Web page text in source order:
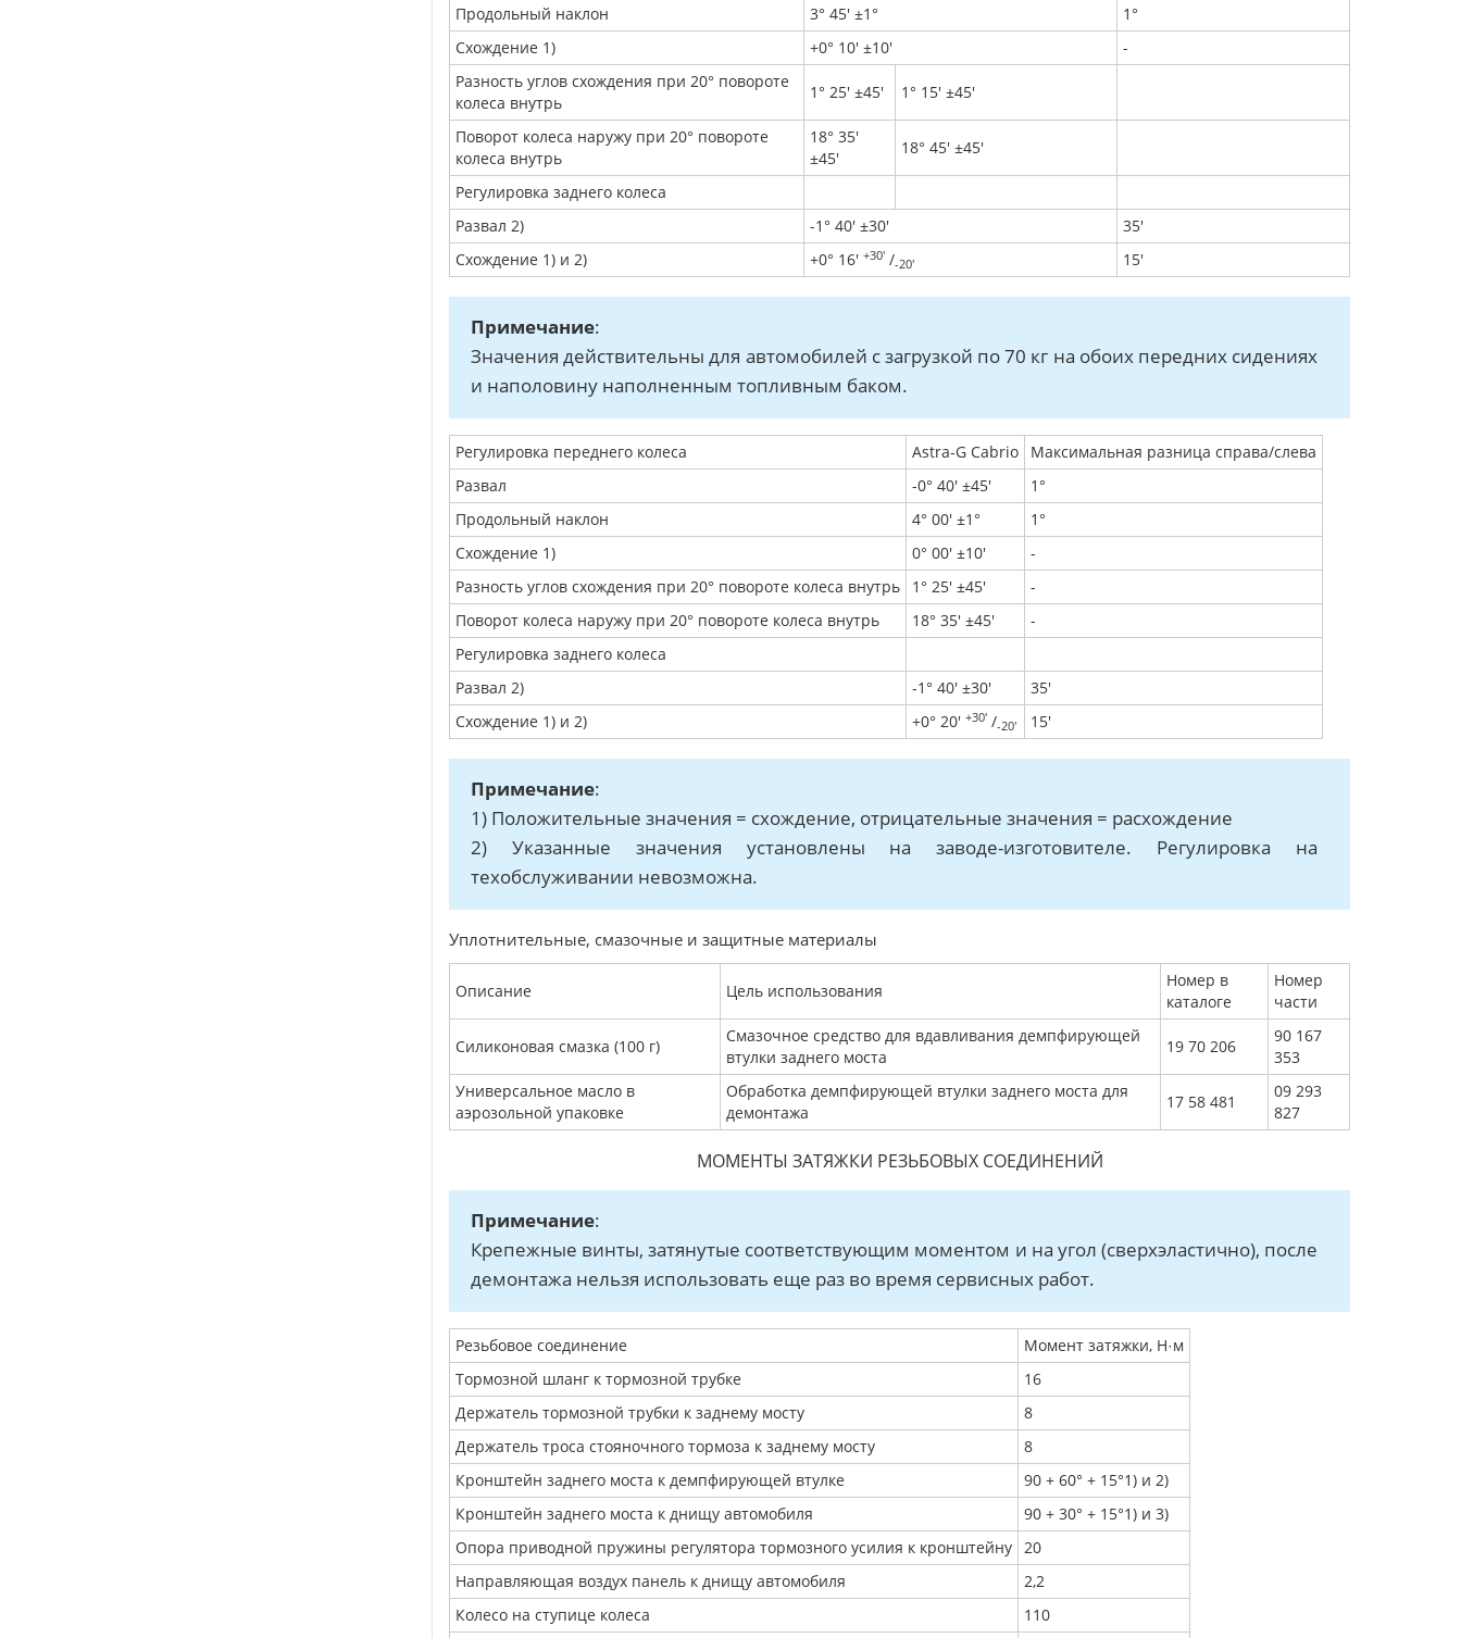
Продольный наклон
3° 45' ±1°
1°
Схождение 1)
+0° 10' ±10'
-
Разность углов схождения при 20° повороте
колеса внутрь
1° 25' ±45' 1° 15' ±45'
Поворот колеса наружу при 20° повороте
колеса внутрь
18° 35'
±45'
18° 45' ±45'
Регулировка заднего колеса
Развал 2)
-1° 40' ±30'
35'
Схождение 1) и 2)
+0° 16' +30' /-20' 15'
Примечание:
Значения действительны для автомобилей с загрузкой по 70 кг на обоих передних сидениях
и наполовину наполненным топливным баком.
Регулировка переднего колеса Astra-G Cabrio
Максимальная разница справа/слева
Развал
-0° 40' ±45'
1°
Продольный наклон
4° 00' ±1°
1°
Схождение 1)
0° 00' ±10'
-
Разность углов схождения при 20° повороте колеса внутрь
1° 25' ±45'
-
Поворот колеса наружу при 20° повороте колеса внутрь
18° 35' ±45'
-
Регулировка заднего колеса
Развал 2)
-1° 40' ±30'
35'
Схождение 1) и 2)
+0° 20' +30' /-20' 15'
Примечание:
1) Положительные значения = схождение, отрицательные значения = расхождение
2) Указанные значения установлены на заводе-изготовителе. Регулировка на
техобслуживании невозможна.
Уплотнительные, смазочные и защитные материалы
Описание Цель использования
Номер в
каталоге
Номер
части
Силиконовая смазка (100 г)
Смазочное средство для вдавливания демпфирующей
втулки заднего моста
19 70 206
90 167
353
Универсальное масло в
аэрозольной упаковке
Обработка демпфирующей втулки заднего моста для
демонтажа
17 58 481
09 293
827
МОМЕНТЫ ЗАТЯЖКИ РЕЗЬБОВЫХ СОЕДИНЕНИЙ
Примечание:
Крепежные винты, затянутые соответствующим моментом и на угол (сверхэластично), после
демонтажа нельзя использовать еще раз во время сервисных работ.
Резьбовое соединение Момент затяжки, Н·м
Тормозной шланг к тормозной трубке
16
Держатель тормозной трубки к заднему мосту
8
Держатель троса стояночного тормоза к заднему мосту
8
Кронштейн заднего моста к демпфирующей втулке
90 + 60° + 15°1) и 2)
Кронштейн заднего моста к днищу автомобиля
90 + 30° + 15°1) и 3)
Опора приводной пружины регулятора тормозного усилия к кронштейну 20
Направляющая воздух панель к днищу автомобиля
2,2
Колесо на ступице колеса
110